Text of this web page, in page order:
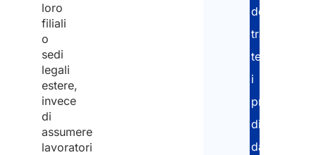
loro
filiali
o
sedi
legali
estere,
invece
di
assumere
lavoratori
devono
trasferire
i
propri
dipendenti
da